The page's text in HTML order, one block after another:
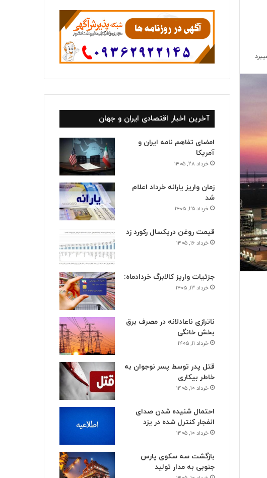
آخرین اخبار اقتصادی ایران و جهان
امضای تفاهم نامه ایران و
آمریکا
خرداد ۲۸, ۱۴۰۵
زمان واریز یارانه خرداد اعلام
شد
خرداد ۲۵, ۱۴۰۵
قیمت روغن دریکسال رکورد زد
خرداد ۱۶, ۱۴۰۵
جزئیات واریز کالابرگ خردادماه:
خرداد ۱۳, ۱۴۰۵
ناترازی ناعادلانه در مصرف برق
بخش خانگی
خرداد ۱۱, ۱۴۰۵
قتل پدر توسط پسر نوجوان به
خاطر بیکاری
خرداد ۱۰, ۱۴۰۵
احتمال شنیده شدن صدای
انفجار کنترل شده در یزد
خرداد ۱۰, ۱۴۰۵
بازگشت سه سکوی پارس
جنوبی به مدار تولید